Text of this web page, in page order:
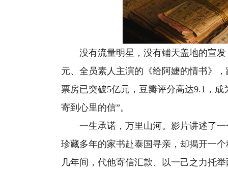
没有流量明星，没有铺天盖地的宣发
元、全员素人主演的《给阿嬷的情书》
票房已突破5亿元，豆瓣评分高达9.1，
寄到心里的信”。
一生承诺，万里山河。影片讲述了一
珍藏多年的家书赴泰国寻亲，却揭开一
几年间，代他寄信汇款、以一己之力托